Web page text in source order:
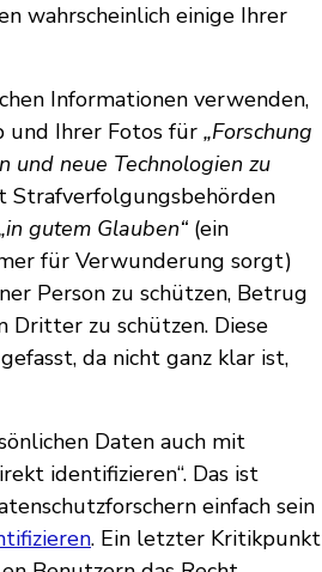
wahrscheinlich einige Ihrer
Informationen verwenden,
und Ihrer Fotos für „Forschung
und neue Technologien zu
Strafverfolgungsbehörden
gutem Glauben“ (ein
für Verwunderung sorgt)
Person zu schützen, Betrug
Dritter zu schützen. Diese
da nicht ganz klar ist,
Daten auch mit
identifizieren“. Das ist
einfach sein
. Ein letzter Kritikpunkt